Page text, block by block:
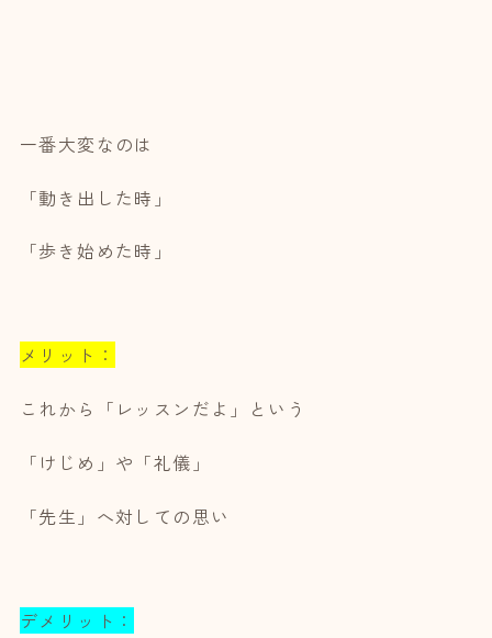
一番大変なのは
「動き出した時」
「歩き始めた時」
メリット：
これから「レッスンだよ」という
「けじめ」や「礼儀」
「先生」へ対しての思い
デメリット：